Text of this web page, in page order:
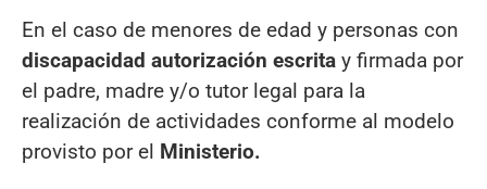
En el caso de menores de edad y personas con
discapacidad autorización escrita y firmada por
el padre, madre y/o tutor legal para la
realización de actividades conforme al modelo
provisto por el Ministerio.